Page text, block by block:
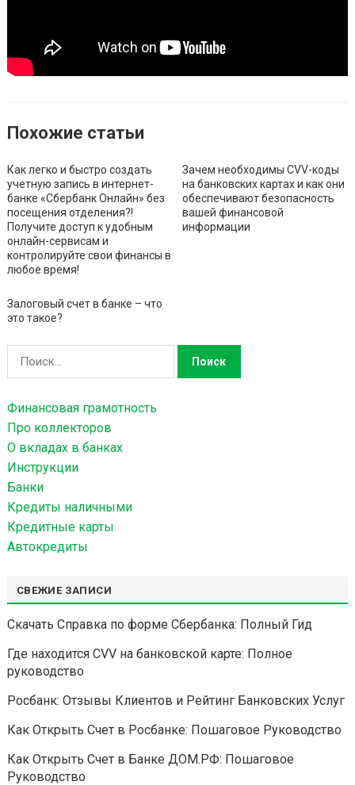
Похожие статьи
Как легко и быстро создать
учетную запись в интернет-
банке «Сбербанк Онлайн» без
посещения отделения?!
Получите доступ к удобным
онлайн-сервисам и
контролируйте свои финансы в
любое время!
Зачем необходимы CVV-коды
на банковских картах и как они
обеспечивают безопасность
вашей финансовой
информации
Залоговый счет в банке – что
это такое?
а
т
и
:
Финансовая грамотность
Про коллекторов
О вкладах в банках
Инструкции
Банки
Кредиты наличными
Кредитные карты
Автокредиты
СВЕЖИЕ ЗАПИСИ
Скачать Справка по форме Сбербанка: Полный Гид
Где находится CVV на банковской карте: Полное
руководство
Росбанк: Отзывы Клиентов и Рейтинг Банковских Услуг
Как Открыть Счет в Росбанке: Пошаговое Руководство
Как Открыть Счет в Банке ДОМ.РФ: Пошаговое
Руководство